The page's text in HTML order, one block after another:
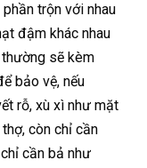
trộn với nhau
đậm khác nhau
sẽ kèm
bảo vệ, nếu
rỗ, xù xì như mặt
còn chỉ cần
cần bả như